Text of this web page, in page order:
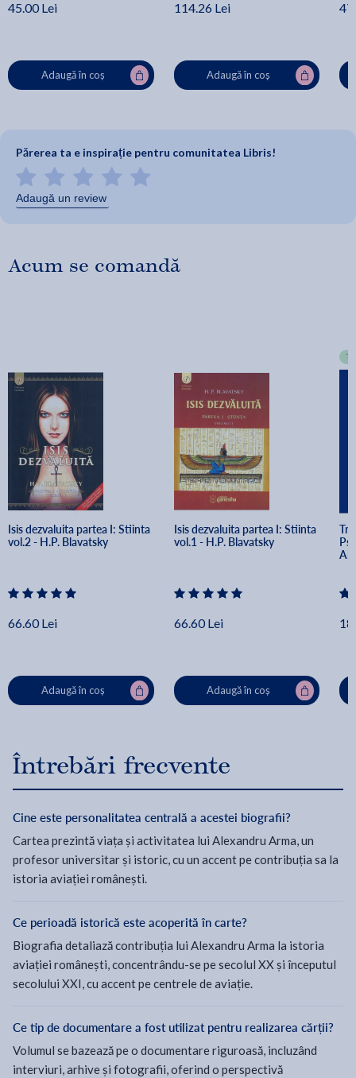
45.00 Lei
Adaugă în coș
114.26 Lei
Adaugă în coș
Părerea ta e inspirație pentru comunitatea Libris!
Adaugă un review
Acum se comandă
Isis dezvaluita partea I: Stiinta
vol.2 - H.P. Blavatsky
66.60 Lei
Adaugă în coș
Isis dezvaluita partea I: Stiinta
vol.1 - H.P. Blavatsky
66.60 Lei
Adaugă în coș
Întrebări frecvente
Cine este personalitatea centrală a acestei biografii?
Cartea prezintă viața și activitatea lui Alexandru Arma, un
profesor universitar și istoric, cu un accent pe contribuția sa la
istoria aviației românești.
Ce perioadă istorică este acoperită în carte?
Biografia detaliază contribuția lui Alexandru Arma la istoria
aviației românești, concentrându-se pe secolul XX și începutul
secolului XXI, cu accent pe centrele de aviație.
Ce tip de documentare a fost utilizat pentru realizarea cărții?
Volumul se bazează pe o documentare riguroasă, incluzând
interviuri, arhive și fotografii, oferind o perspectivă